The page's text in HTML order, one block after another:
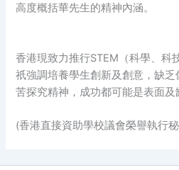
高度概括華先生的精神內涵。
香港現致力推行STEM（科學、科
祇強調培養學生創新及創意，缺
苦探究精神，成功都可能是表面及
(香港直接資助學校議會榮譽執行